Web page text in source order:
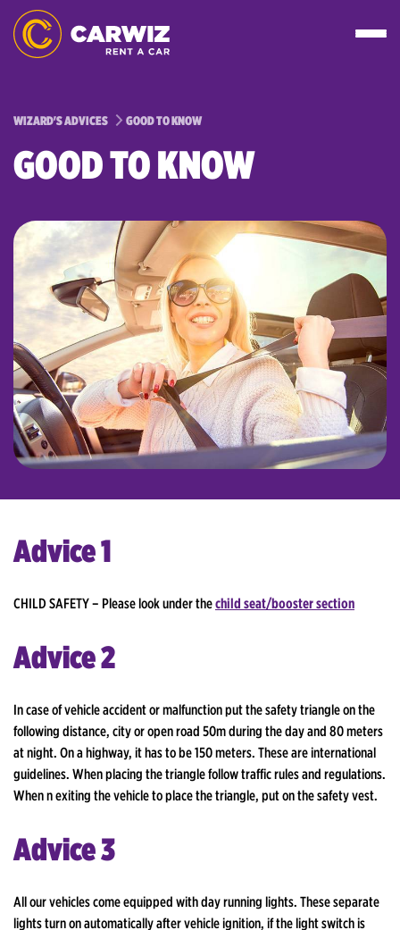
WIZARD'S ADVICES GOOD TO KNOW
GOOD TO KNOW
Advice 1
CHILD SAFETY – Please look under thechild seat/booster section
Advice 2
In case of vehicle accident or malfunction put the safety triangle on the
following distance, city or open road 50m during the day and 80 meters
at night. On a highway, it has to be 150 meters. These are international
guidelines. When placing the triangle follow traffic rules and regulations.
When n exiting the vehicle to place the triangle, put on the safety vest.
Advice 3
All our vehicles come equipped with day running lights. These separate
lights turn on automatically after vehicle ignition, if the light switch is